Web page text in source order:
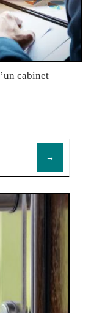
cabinet